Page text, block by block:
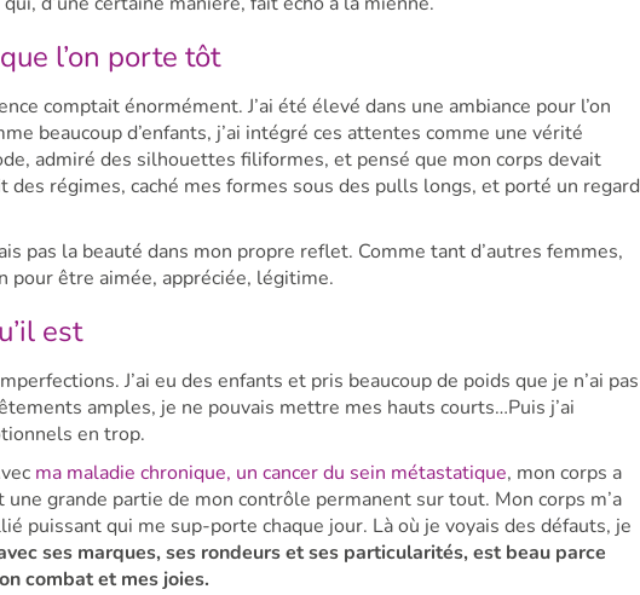
l’on porte tôt
comptait énormément. J’ai été élevé dans une ambiance pour l’on
beaucoup d’enfants, j’ai intégré ces attentes comme une vérité
admiré des silhouettes filiformes, et pensé que mon corps devait
des régimes, caché mes formes sous des pulls longs, et porté un regard
pas la beauté dans mon propre reflet. Comme tant d’autres femmes,
pour être aimée, appréciée, légitime.
est
J’ai eu des enfants et pris beaucoup de poids que je n’ai pas
amples, je ne pouvais mettre mes hauts courts…Puis j’ai
en trop.
ma maladie chronique, un cancer du sein métastatique, mon corps a
grande partie de mon contrôle permanent sur tout. Mon corps m’a
puissant qui me sup-porte chaque jour. Là où je voyais des défauts, je
ses marques, ses rondeurs et ses particularités, est beau parce
combat et mes joies.